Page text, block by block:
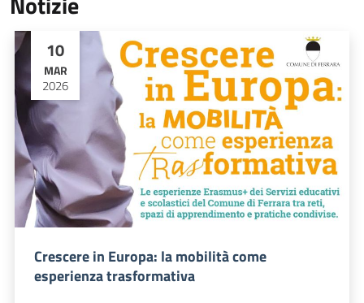
10
MAR
2026
Crescere in Europa: la mobilità come
esperienza trasformativa